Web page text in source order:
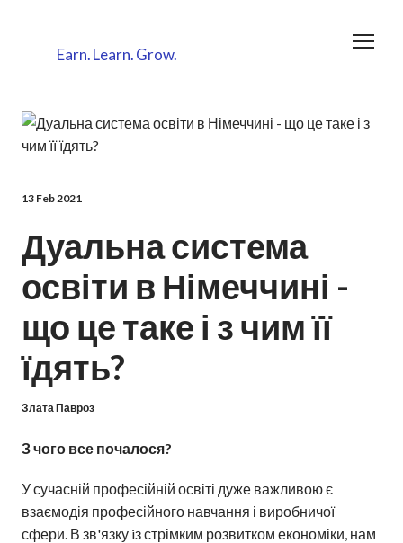
Earn.Learn.Grow.
13 Feb 2021
Дуальна система
освіти в Німеччині -
що це таке і з чим її
їдять?
Злата Павроз
З чого все почалося?
У сучасній професійній освіті дуже важливою є
взаємодія професійного навчання і виробничої
сфери. В зв'язку iз стрімким розвитком економіки, нам